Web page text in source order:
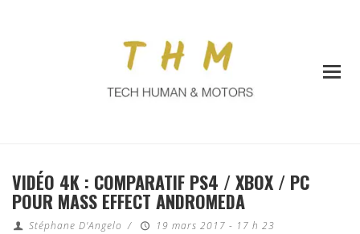
VIDÉO 4K : COMPARATIF PS4 / XBOX / PC
POUR MASS EFFECT ANDROMEDA
Stéphane D'Angelo / 19 mars 2017 - 17 h 23